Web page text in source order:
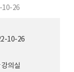
10-26
10-26
의실